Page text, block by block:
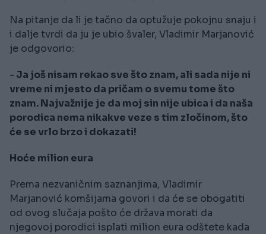
Na pitanje da li je tačno da optužuje pokojnu snaju i
i dalje tvrdi da ju je ubio švaler, Vladimir Marjanović
je odgovorio:
- Ja još nisam rekao sve što znam, ali sada nije ni
vreme ni mjesto da pričam o svemu tome što
znam. Najvažnije je da moj sin nije ubica i da naša
porodica nema nikakve veze s tim zločinom, što
će se vrlo brzo i dokazati!
Hoće milion eura
Prema nezvaničnim saznanjima, Vladimir
Marjanović komšijama govori i da će se obogatiti
od ovog slučaja pošto će država morati da
njegovoj porodici isplati milion eura odštete kada